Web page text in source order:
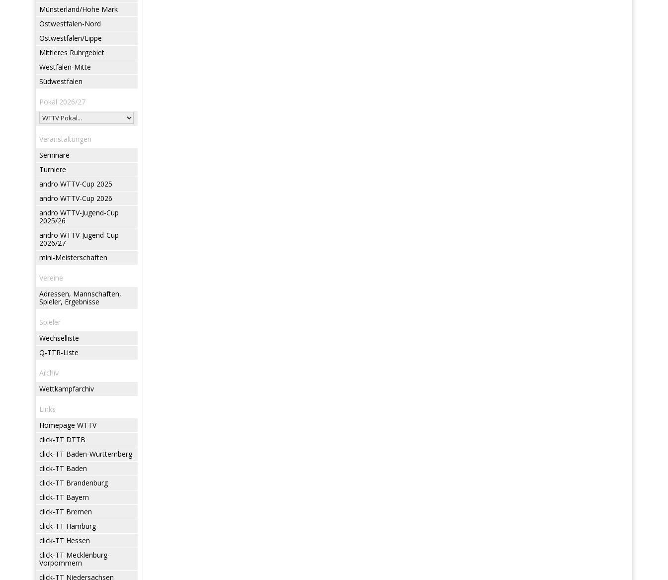
Münsterland/Hohe Mark
Ostwestfalen-Nord
Ostwestfalen/Lippe
Mittleres Ruhrgebiet
Westfalen-Mitte
Südwestfalen
Pokal 2026/27
Veranstaltungen
Seminare
Turniere
andro WTTV-Cup 2025
andro WTTV-Cup 2026
andro WTTV-Jugend-Cup
2025/26
andro WTTV-Jugend-Cup
2026/27
mini-Meisterschaften
Vereine
Adressen, Mannschaften,
Spieler, Ergebnisse
Spieler
Wechselliste
Q-TTR-Liste
Archiv
Wettkampfarchiv
Links
Homepage WTTV
click-TT DTTB
click-TT Baden-Württemberg
click-TT Baden
click-TT Brandenburg
click-TT Bayern
click-TT Bremen
click-TT Hamburg
click-TT Hessen
click-TT Mecklenburg-
Vorpommern
click-TT Niedersachsen